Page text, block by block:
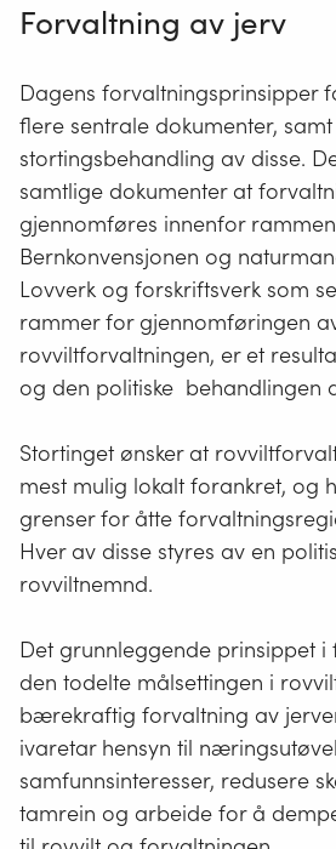
Forvaltning av jerv
Dagens forvaltningsprinsipper
flere sentrale dokumenter, samt
stortingsbehandling av disse.
samtlige dokumenter at
gjennomføres innenfor
Bernkonvensjonen og
Lovverk og forskriftsverk som
rammer for gjennomføringen
rovviltforvaltningen, er et
og den politiske behandlingen
Stortinget ønsker at
mest mulig lokalt forankret, og
grenser for åtte
Hver av disse styres av en
rovviltnemnd.
Det grunnleggende prinsippet i
den todelte målsettingen i
bærekraftig forvaltning av
ivaretar hensyn til
samfunnsinteresser, redusere
tamrein og arbeide for å